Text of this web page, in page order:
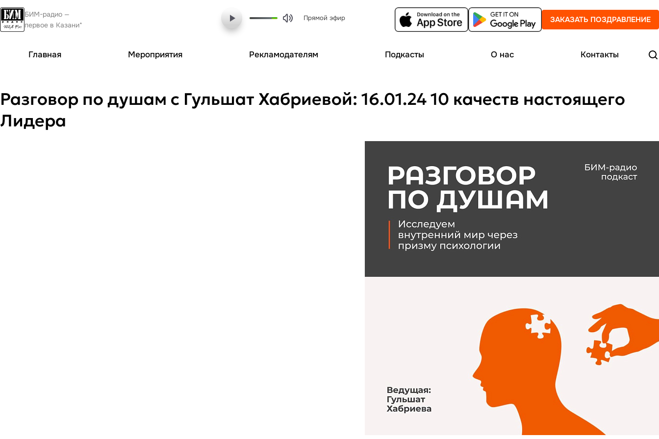
БИМ-радио —
первое в Казани*
Прямой эфир ЗАКАЗАТЬ ПОЗДРАВЛЕНИЕ
Главная Мероприятия Рекламодателям Подкасты О нас Контакты
Разговор по душам с Гульшат Хабриевой: 16.01.24 10 качеств настоящего
Лидера